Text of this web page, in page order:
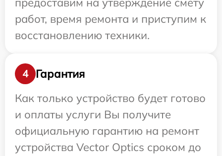
работ, время ремонта и приступим к
восстановлению техники.
4
Гарантия
Как только устройство будет готово
и оплаты услуги Вы получите
официальную гарантию на ремонт
устройства Vector Optics сроком до